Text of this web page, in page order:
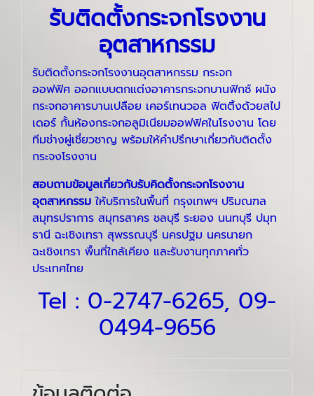
รับติดตั้งกระจกโรงงาน
อุตสาหกรรม
รับติดตั้งกระจกโรงงานอุตสาหกรรม กระจก
ออฟฟิศ ออกแบบตกแต่งอาคารกระจกบานฟิกซ์ ผนัง
กระจกอาคารบานเปลือย เคอร์เทนวอล ฟิตติ้งด้วยสไป
เดอร์ กั้นห้องกระจกอลูมิเนียมออฟฟิศในโรงงาน โดย
ทีมช่างผู่เชี่ยวชาญ พร้อมให้คำปรึกษาเกี่ยวกับติดตั้ง
กระจงโรงงาน
สอบถามข้อมูลเกี่ยวกับรับคิดตั้งกระจกโรงงาน
อุตสาหกรรม ให้บริการในพื้นที่ กรุงเทพฯ ปริมณฑล
สมุทรปราการ สมุทรสาคร ชลบุรี ระยอง นนทบุรี ปมุท
ธานี ฉะเชิงเทรา สุพรรณบุรี นครปฐม นครนายก
ฉะเชิงเทรา พื้นที่ใกล้เคียง และรับงานทุกภาคทั่ว
ประเทศไทย
Tel : 0-2747-6265, 09-
0494-9656